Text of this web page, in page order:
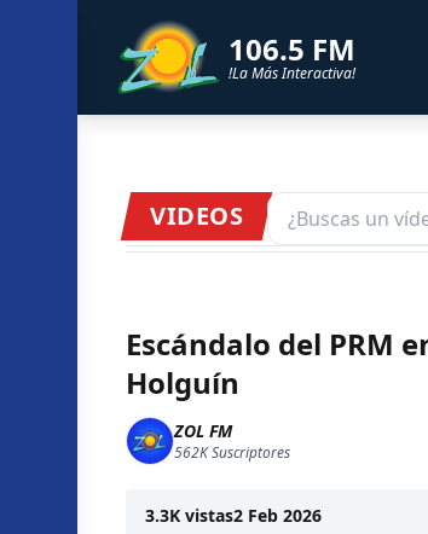
106.5 FM
!La Más Interactiva!
VIDEOS
Escándalo del PRM
Holguín
ZOL FM
562KSuscriptores
3.3K vistas2 Feb 2026